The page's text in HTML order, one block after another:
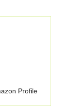
Profile